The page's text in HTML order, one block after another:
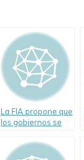
La FIA propone que
los gobiernos se
cinco millones de
vidas.